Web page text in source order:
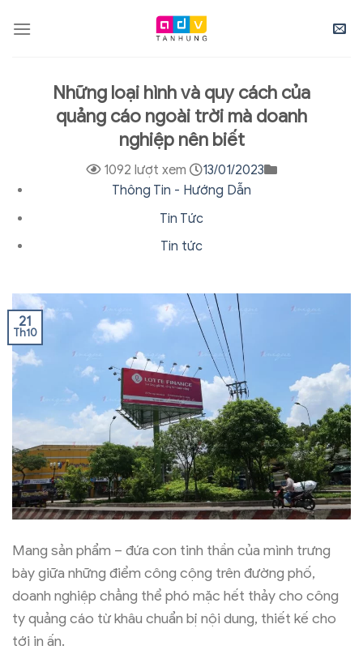
Những loại hình và quy cách của
quảng cáo ngoài trời mà doanh
nghiệp nên biết
1092 lượt xem
13/01/2023
Thông Tin - Hướng Dẫn
Tin Tức
Tin tức
21
Th10
Mang sản phẩm – đứa con tinh thần của mình trưng
bày giữa những điểm công cộng trên đường phố,
doanh nghiệp chẳng thể phó mặc hết thảy cho công
ty quảng cáo từ khâu chuẩn bị nội dung, thiết kế cho
tới in ấn.